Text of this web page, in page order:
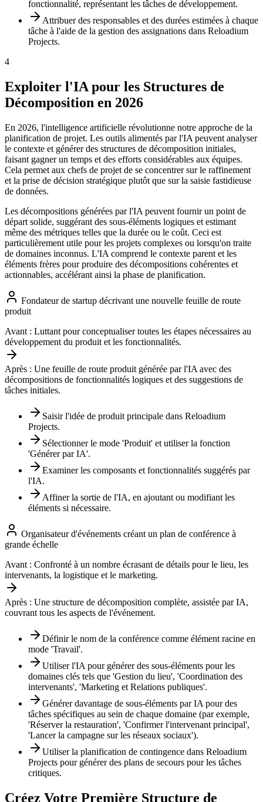
fonctionnalité, représentant les tâches de développement.
Attribuer des responsables et des durées estimées à chaque
tâche à l'aide de la gestion des assignations dans Reloadium
Projects.
4
Exploiter l'IA pour les Structures de
Décomposition en 2026
En 2026, l'intelligence artificielle révolutionne notre approche de la
planification de projet. Les outils alimentés par l'IA peuvent analyser
le contexte et générer des structures de décomposition initiales,
faisant gagner un temps et des efforts considérables aux équipes.
Cela permet aux chefs de projet de se concentrer sur le raffinement
et la prise de décision stratégique plutôt que sur la saisie fastidieuse
de données.
Les décompositions générées par l'IA peuvent fournir un point de
départ solide, suggérant des sous-éléments logiques et estimant
même des métriques telles que la durée ou le coût. Ceci est
particulièrement utile pour les projets complexes ou lorsqu'on traite
de domaines inconnus. L'IA comprend le contexte parent et les
éléments frères pour produire des décompositions cohérentes et
actionnables, accélérant ainsi la phase de planification.
Fondateur de startup décrivant une nouvelle feuille de route
produit
Avant : Luttant pour conceptualiser toutes les étapes nécessaires au
développement du produit et les fonctionnalités.
Après : Une feuille de route produit générée par l'IA avec des
décompositions de fonctionnalités logiques et des suggestions de
tâches initiales.
Saisir l'idée de produit principale dans Reloadium
Projects.
Sélectionner le mode 'Produit' et utiliser la fonction
'Générer par IA'.
Examiner les composants et fonctionnalités suggérés par
l'IA.
Affiner la sortie de l'IA, en ajoutant ou modifiant les
éléments si nécessaire.
Organisateur d'événements créant un plan de conférence à
grande échelle
Avant : Confronté à un nombre écrasant de détails pour le lieu, les
intervenants, la logistique et le marketing.
Après : Une structure de décomposition complète, assistée par IA,
couvrant tous les aspects de l'événement.
Définir le nom de la conférence comme élément racine en
mode 'Travail'.
Utiliser l'IA pour générer des sous-éléments pour les
domaines clés tels que 'Gestion du lieu', 'Coordination des
intervenants', 'Marketing et Relations publiques'.
Générer davantage de sous-éléments par IA pour des
tâches spécifiques au sein de chaque domaine (par exemple,
'Réserver la restauration', 'Confirmer l'intervenant principal',
'Lancer la campagne sur les réseaux sociaux').
Utiliser la planification de contingence dans Reloadium
Projects pour générer des plans de secours pour les tâches
critiques.
Créez Votre Première Structure de